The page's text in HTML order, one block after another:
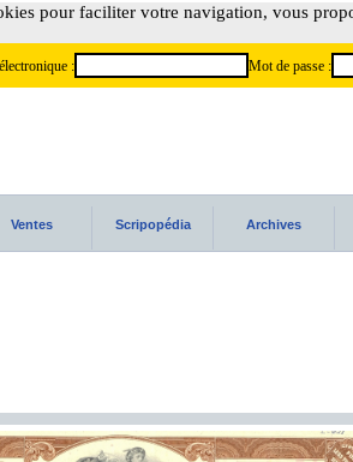
pour faciliter votre navigation, vous
: Mot de passe :
Ventes Scripopédia Archives